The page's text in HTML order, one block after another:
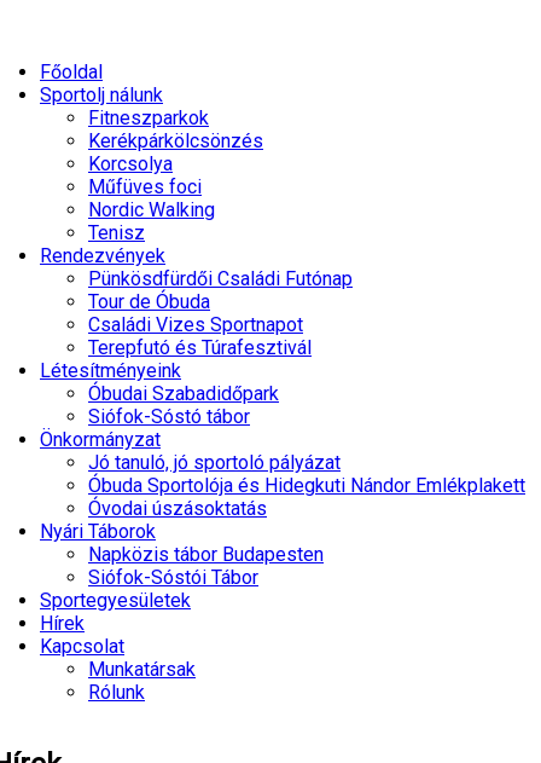
Főoldal
Sportolj nálunk
Fitneszparkok
Kerékpárkölcsönzés
Korcsolya
Műfüves foci
Nordic Walking
Tenisz
Rendezvények
Pünkösdfürdői Családi Futónap
Tour de Óbuda
Családi Vizes Sportnapot
Terepfutó és Túrafesztivál
Létesítményeink
Óbudai Szabadidőpark
Siófok-Sóstó tábor
Önkormányzat
Jó tanuló, jó sportoló pályázat
Óbuda Sportolója és Hidegkuti Nándor Emlékplakett
Óvodai úszásoktatás
Nyári Táborok
Napközis tábor Budapesten
Siófok-Sóstói Tábor
Sportegyesületek
Hírek
Kapcsolat
Munkatársak
Rólunk